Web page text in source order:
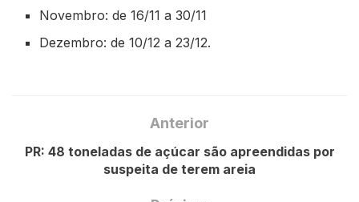
Novembro: de 16/11 a 30/11
Dezembro: de 10/12 a 23/12.
Anterior
PR: 48 toneladas de açúcar são apreendidas por
suspeita de terem areia